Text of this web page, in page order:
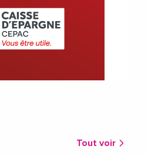
Tout voir